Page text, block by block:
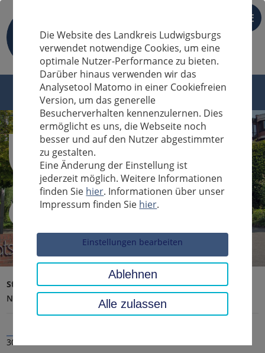
DE
Sucheingabe
Startseite Landratsamt, Landkreis
Aktuelles
Nachrichten
30.04.2020
Die Website des Landkreis Ludwigsburgs
verwendet notwendige Cookies, um eine
optimale Nutzer-Performance zu bieten.
Darüber hinaus verwenden wir das
Analysetool Matomo in einer Cookiefreien
Version, um das generelle
Besucherverhalten kennenzulernen. Dies
ermöglicht es uns, die Webseite noch
besser und auf den Nutzer abgestimmter
zu gestalten.
Eine Änderung der Einstellung ist
jederzeit möglich. Weitere Informationen
finden Sie hier. Informationen über unser
Impressum finden Sie hier.
Einstellungen bearbeiten
Ablehnen
Alle zulassen